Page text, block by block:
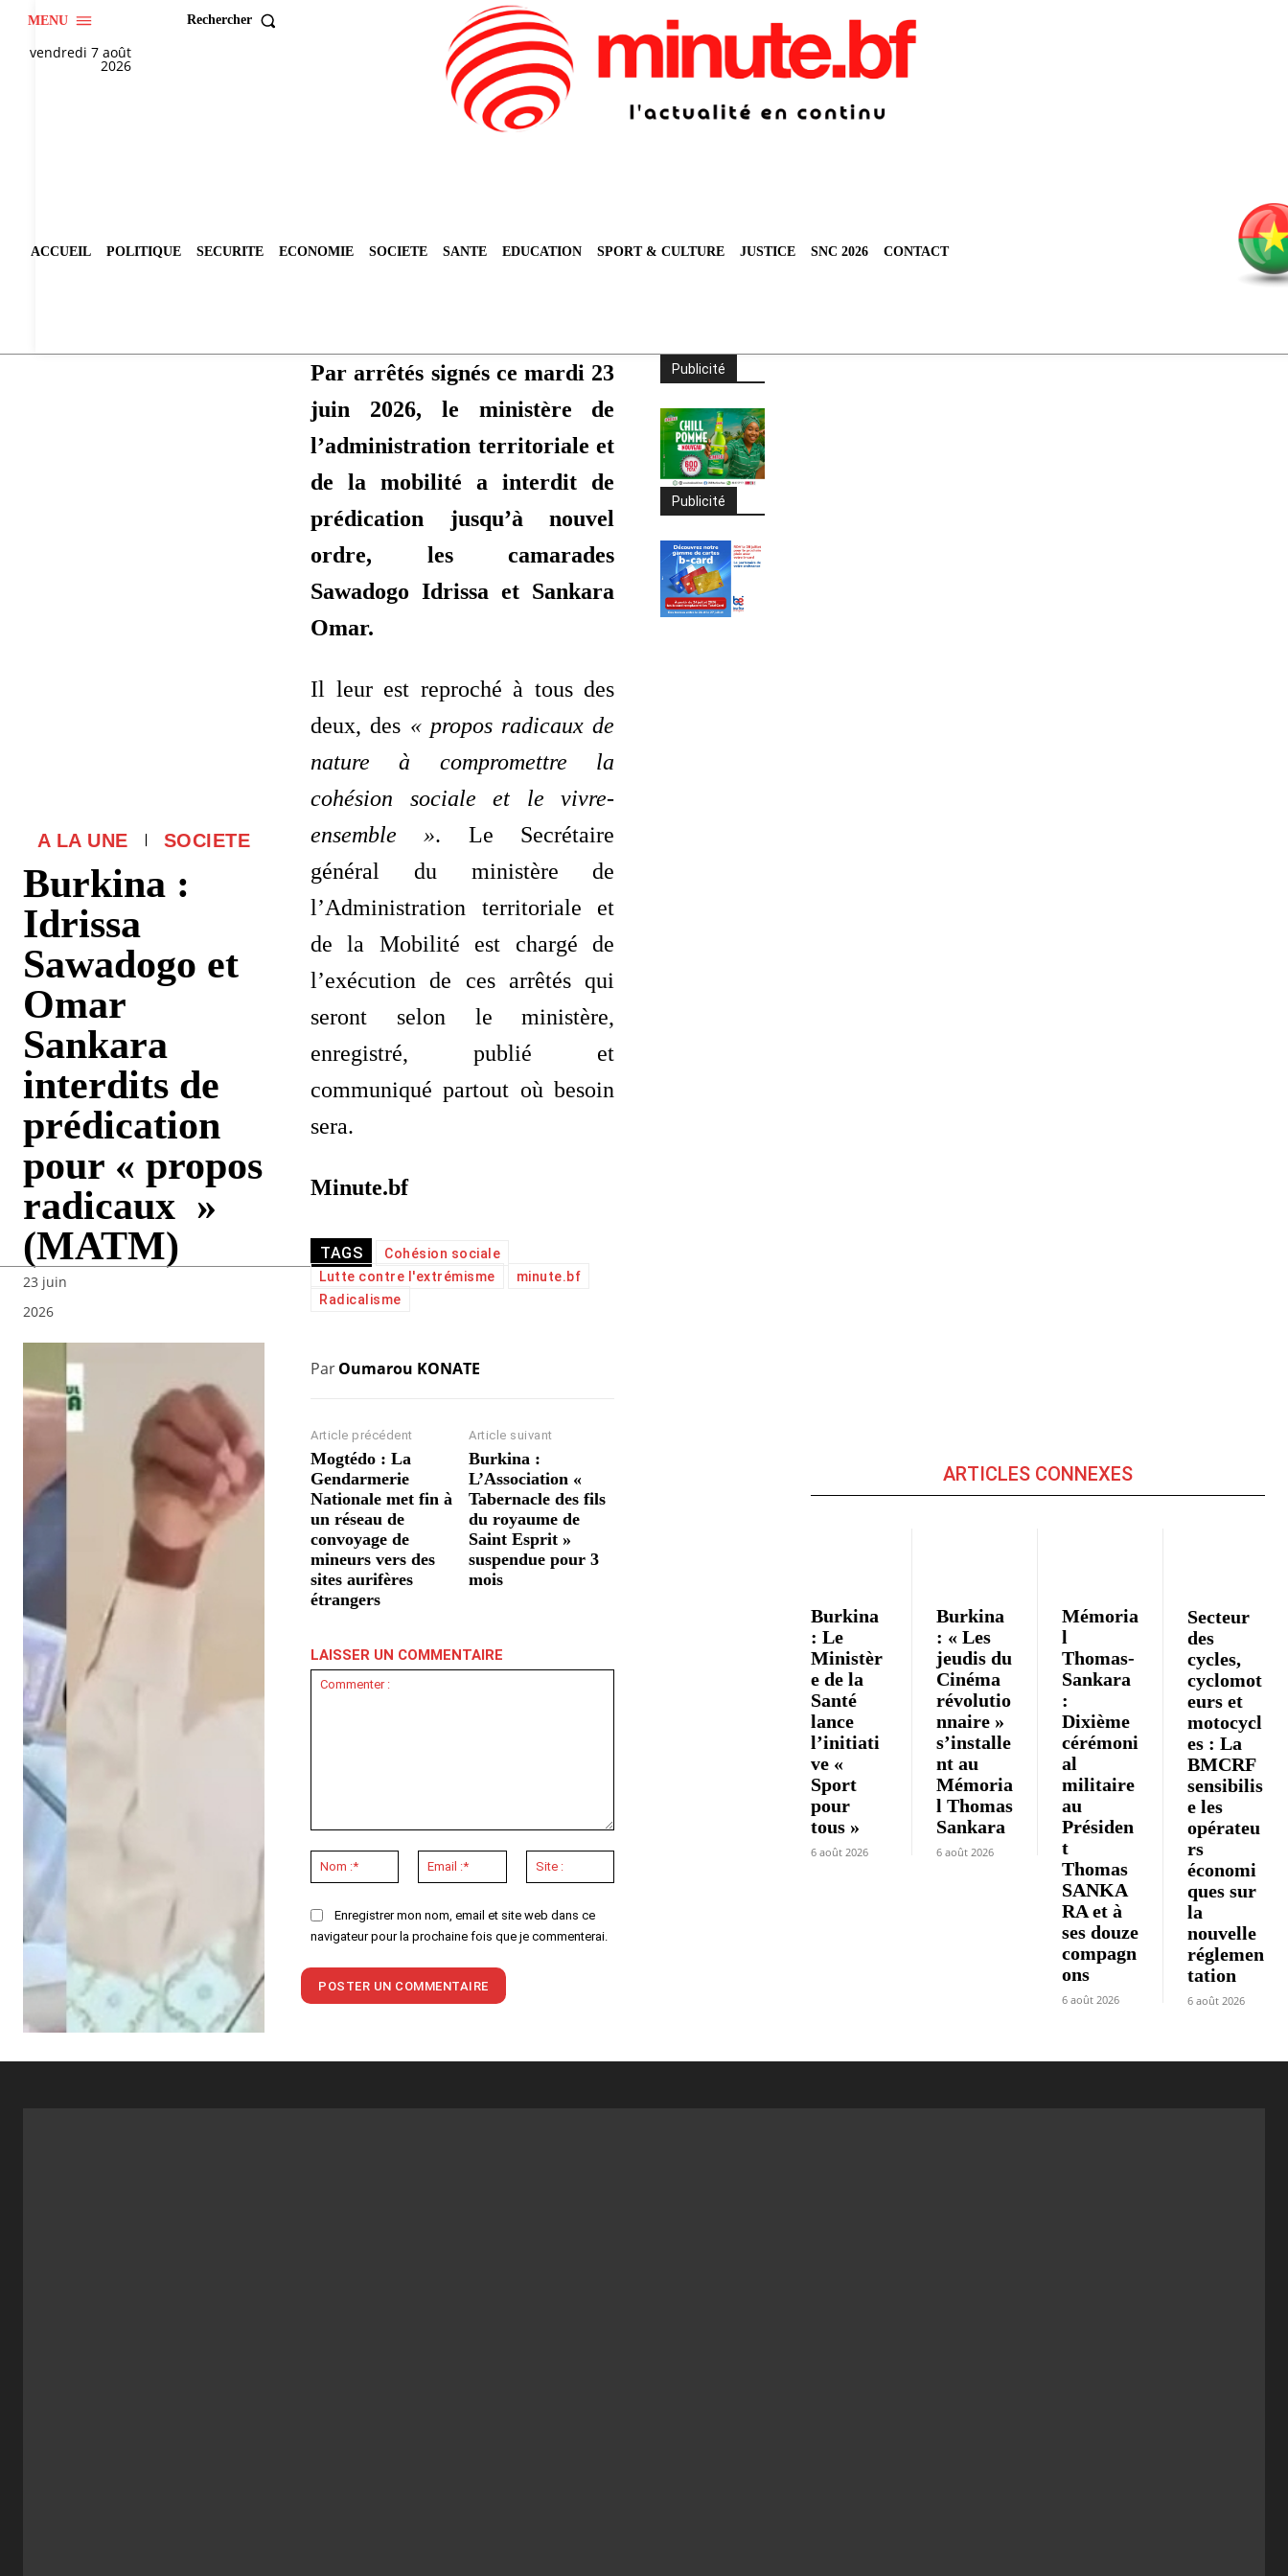
MENU Rechercher
vendredi 7 août
2026
ACCUEIL POLITIQUE SECURITE ECONOMIE SOCIETE SANTE EDUCATION SPORT & CULTURE JUSTICE SNC 2026 CONTACT
A LA UNE SOCIETE
Burkina :
Idrissa
Sawadogo et
Omar
Sankara
interdits de
prédication
pour « propos
radicaux »
(MATM)
23 juin
2026
Par arrêtés signés ce mardi 23
juin 2026, le ministère de
l’administration territoriale et
de la mobilité a interdit de
prédication jusqu’à nouvel
ordre, les camarades
Sawadogo Idrissa et Sankara
Omar.
Il leur est reproché à tous des
deux, des « propos radicaux de
nature à compromettre la
cohésion sociale et le vivre-
ensemble ». Le Secrétaire
général du ministère de
l’Administration territoriale et
de la Mobilité est chargé de
l’exécution de ces arrêtés qui
seront selon le ministère,
enregistré, publié et
communiqué partout où besoin
sera.
Minute.bf
TAGS
Cohésion sociale
Lutte contre l'extrémisme
minute.bf
Radicalisme
ParOumarou KONATE
Article précédent
Mogtédo : La
Gendarmerie
Nationale met fin à
un réseau de
convoyage de
mineurs vers des
sites aurifères
étrangers
Article suivant
Burkina :
L’Association «
Tabernacle des fils
du royaume de
Saint Esprit »
suspendue pour 3
mois
LAISSER UN COMMENTAIRE
Nom
:*
Email
:*
:
Enregistrer mon nom, email et site web dans ce
navigateur pour la prochaine fois que je commenterai.
Publicité
Publicité
ARTICLES CONNEXES
Burkina
: Le
Ministèr
e de la
Santé
lance
l’initiati
ve «
Sport
pour
tous »
6 août 2026
Burkina
: « Les
jeudis du
Cinéma
révolutio
nnaire »
s’installe
nt au
Mémoria
l Thomas
Sankara
6 août 2026
Mémoria
l
Thomas-
Sankara
:
Dixième
cérémoni
al
militaire
au
Présiden
t
Thomas
SANKA
RA et à
ses douze
compagn
ons
6 août 2026
Secteur
des
cycles,
cyclomot
eurs et
motocycl
es : La
BMCRF
sensibilis
e les
opérateu
rs
économi
ques sur
la
nouvelle
réglemen
tation
6 août 2026